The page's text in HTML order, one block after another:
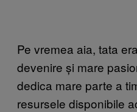
Pe vremea aia, tata
devenire și mare
dedica mare parte a
resursele disponibile